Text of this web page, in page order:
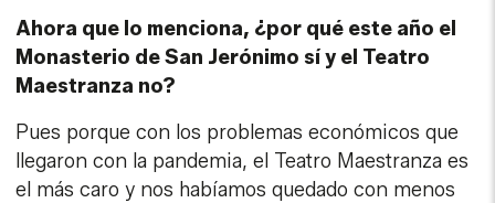
Ahora que lo menciona, ¿por qué este año el
Monasterio de San Jerónimo sí y el Teatro
Maestranza no?
Pues porque con los problemas económicos que
llegaron con la pandemia, el Teatro Maestranza es
el más caro y nos habíamos quedado con menos